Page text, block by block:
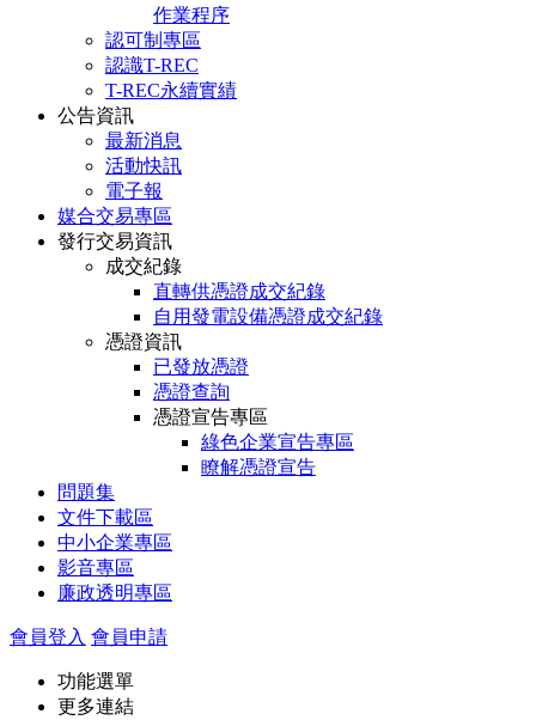
作業程序
認可制專區
認識T-REC
T-REC永續實績
公告資訊
最新消息
活動快訊
電子報
媒合交易專區
發行交易資訊
成交紀錄
直轉供憑證成交紀錄
自用發電設備憑證成交紀錄
憑證資訊
已發放憑證
憑證查詢
憑證宣告專區
綠色企業宣告專區
瞭解憑證宣告
問題集
文件下載區
中小企業專區
影音專區
廉政透明專區
會員登入 會員申請
功能選單
更多連結